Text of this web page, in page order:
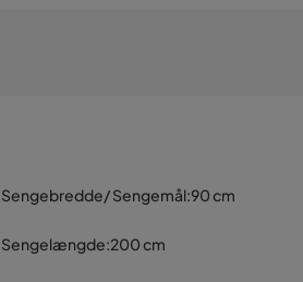
Sengebredde/ Sengemål:90 cm
Sengelængde:200 cm